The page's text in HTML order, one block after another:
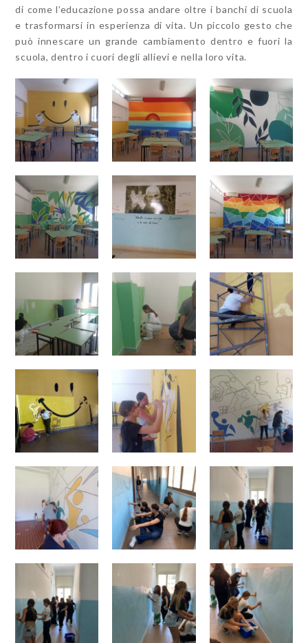
di come l’educazione possa andare oltre i banchi di scuola
e trasformarsi in esperienza di vita. Un piccolo gesto che
può innescare un grande cambiamento dentro e fuori la
scuola, dentro i cuori degli allievi e nella loro vita.